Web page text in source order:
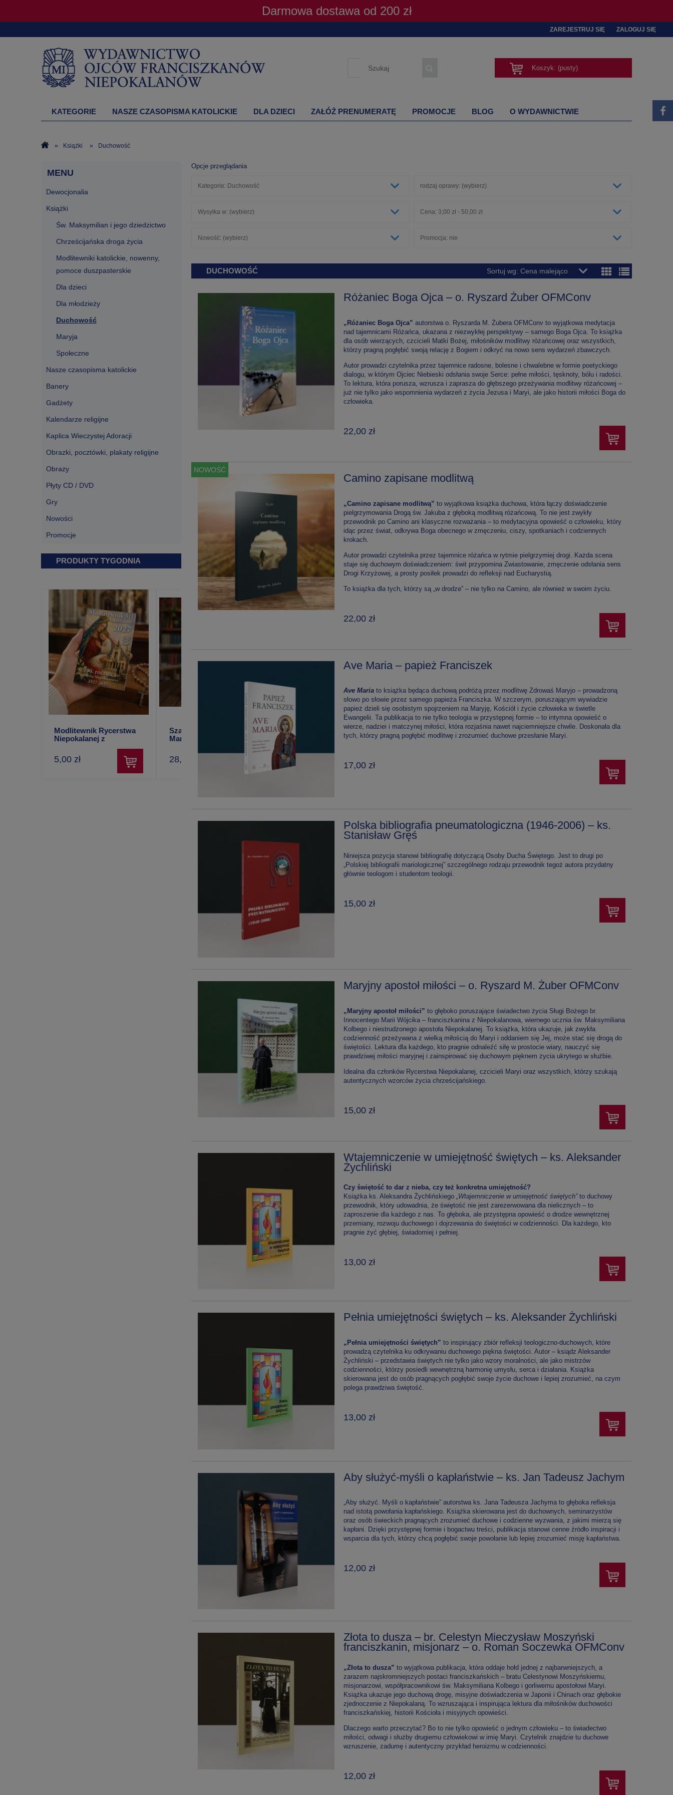
Darmowa dostawa od 200 zł
ZAREJESTRUJ SIĘ ZALOGUJ SIĘ
Koszyk: (pusty)
KATEGORIE NASZE CZASOPISMA KATOLICKIE DLA DZIECI ZAŁÓŻ PRENUMERATĘ PROMOCJE BLOG O WYDAWNICTWIE
» Książki » Duchowość
MENU
Dewocjonalia
Książki
Św. Maksymilian i jego dziedzictwo
Chrześcijańska droga życia
Modlitewniki katolickie, nowenny,
pomoce duszpasterskie
Dla dzieci
Dla młodzieży
Duchowość
Maryja
Społeczne
Nasze czasopisma katolickie
Banery
Gadżety
Kalendarze religijne
Kaplica Wieczystej Adoracji
Obrazki, pocztówki, plakaty religijne
Obrazy
Płyty CD / DVD
Gry
Nowości
Promocje
PRODUKTY TYGODNIA
Modlitewnik Rycerstwa
Niepokalanej z
5,00 zł
Szaleniec Niepokalanej –
Maria Winowska
28,00 zł
Kubek porcelanowy
30,00 zł
Pod płaszczem
Niepokalanej. Wiersze
Camino zapisane
modlitwą
Opcje przeglądania
Kategorie: Duchowość rodzaj oprawy: (wybierz)
Wysyłka w: (wybierz) Cena: 3,00 zł - 50,00 zł
Nowość: (wybierz) Promocja: nie
DUCHOWOŚĆ Sortuj wg: Cena malejąco
Różaniec Boga Ojca – o. Ryszard Żuber OFMConv
„Różaniec Boga Ojca” autorstwa o. Ryszarda M. Żubera OFMConv to wyjątkowa medytacja
nad tajemnicami Różańca, ukazana z niezwykłej perspektywy – samego Boga Ojca. To książka
dla osób wierzących, czcicieli Matki Bożej, miłośników modlitwy różańcowej oraz wszystkich,
którzy pragną pogłębić swoją relację z Bogiem i odkryć na nowo sens wydarzeń zbawczych.
Autor prowadzi czytelnika przez tajemnice radosne, bolesne i chwalebne w formie poetyckiego
dialogu, w którym Ojciec Niebieski odsłania swoje Serce: pełne miłości, tęsknoty, bólu i radości.
To lektura, która porusza, wzrusza i zaprasza do głębszego przeżywania modlitwy różańcowej –
już nie tylko jako wspomnienia wydarzeń z życia Jezusa i Maryi, ale jako historii miłości Boga do
człowieka.
22,00 zł
Camino zapisane modlitwą
„Camino zapisane modlitwą” to wyjątkowa książka duchowa, która łączy doświadczenie
pielgrzymowania Drogą św. Jakuba z głęboką modlitwą różańcową. To nie jest zwykły
przewodnik po Camino ani klasyczne rozważania – to medytacyjna opowieść o człowieku, który
idąc przez świat, odkrywa Boga obecnego w zmęczeniu, ciszy, spotkaniach i codziennych
krokach.
Autor prowadzi czytelnika przez tajemnice różańca w rytmie pielgrzymiej drogi. Każda scena
staje się duchowym doświadczeniem: świt przypomina Zwiastowanie, zmęczenie odsłania sens
Drogi Krzyżowej, a prosty posiłek prowadzi do refleksji nad Eucharystią.
To książka dla tych, którzy są „w drodze” – nie tylko na Camino, ale również w swoim życiu.
22,00 zł
NOWOŚĆ
Ave Maria – papież Franciszek
Ave Mariato książka będąca duchową podróżą przez modlitwę Zdrowaś Maryjo – prowadzoną
słowo po słowie przez samego papieża Franciszka. W szczerym, poruszającym wywiadzie
papież dzieli się osobistym spojrzeniem na Maryję, Kościół i życie człowieka w świetle
Ewangelii. Ta publikacja to nie tylko teologia w przystępnej formie – to intymna opowieść o
wierze, nadziei i matczynej miłości, która rozjaśnia nawet najciemniejsze chwile. Doskonała dla
tych, którzy pragną pogłębić modlitwę i zrozumieć duchowe przesłanie Maryi.
17,00 zł
Polska bibliografia pneumatologiczna (1946-2006) – ks.
Stanisław Gręś
Niniejsza pozycja stanowi bibliografię dotyczącą Osoby Ducha Świętego. Jest to drugi po
„Polskiej bibliografii mariologicznej” szczególnego rodzaju przewodnik tegoż autora przydatny
głównie teologom i studentom teologii.
15,00 zł
Maryjny apostoł miłości – o. Ryszard M. Żuber OFMConv
„Maryjny apostoł miłości” to głęboko poruszające świadectwo życia Sługi Bożego br.
Innocentego Marii Wójcika – franciszkanina z Niepokalanowa, wiernego ucznia św. Maksymiliana
Kolbego i niestrudzonego apostoła Niepokalanej. To książka, która ukazuje, jak zwykła
codzienność przeżywana z wielką miłością do Maryi i oddaniem się Jej, może stać się drogą do
świętości. Lektura dla każdego, kto pragnie odnaleźć siłę w prostocie wiary, nauczyć się
prawdziwej miłości maryjnej i zainspirować się duchowym pięknem życia ukrytego w służbie.
Idealna dla członków Rycerstwa Niepokalanej, czcicieli Maryi oraz wszystkich, którzy szukają
autentycznych wzorców życia chrześcijańskiego.
15,00 zł
Wtajemniczenie w umiejętność świętych – ks. Aleksander
Żychliński
Czy świętość to dar z nieba, czy też konkretna umiejętność?
Książka ks. Aleksandra Żychlińskiego „Wtajemniczenie w umiejętność świętych”to duchowy
przewodnik, który udowadnia, że świętość nie jest zarezerwowana dla nielicznych – to
zaproszenie dla każdego z nas. To głęboka, ale przystępna opowieść o drodze wewnętrznej
przemiany, rozwoju duchowego i dojrzewania do świętości w codzienności. Dla każdego, kto
pragnie żyć głębiej, świadomiej i pełniej.
13,00 zł
Pełnia umiejętności świętych – ks. Aleksander Żychliński
„Pełnia umiejętności świętych” to inspirujący zbiór refleksji teologiczno-duchowych, które
prowadzą czytelnika ku odkrywaniu duchowego piękna świętości. Autor – ksiądz Aleksander
Żychliński – przedstawia świętych nie tylko jako wzory moralności, ale jako mistrzów
codzienności, którzy posiedli wewnętrzną harmonię umysłu, serca i działania. Książka
skierowana jest do osób pragnących pogłębić swoje życie duchowe i lepiej zrozumieć, na czym
polega prawdziwa świętość.
13,00 zł
Aby służyć-myśli o kapłaństwie – ks. Jan Tadeusz Jachym
„Aby służyć. Myśli o kapłaństwie” autorstwa ks. Jana Tadeusza Jachyma to głęboka refleksja
nad istotą powołania kapłańskiego. Książka skierowana jest do duchownych, seminarzystów
oraz osób świeckich pragnących zrozumieć duchowe i codzienne wyzwania, z jakimi mierzą się
kapłani. Dzięki przystępnej formie i bogactwu treści, publikacja stanowi cenne źródło inspiracji i
wsparcia dla tych, którzy chcą pogłębić swoje powołanie lub lepiej zrozumieć misję kapłaństwa.
12,00 zł
Złota to dusza – br. Celestyn Mieczysław Moszyński
franciszkanin, misjonarz – o. Roman Soczewka OFMConv
„Złota to dusza” to wyjątkowa publikacja, która oddaje hołd jednej z najbarwniejszych, a
zarazem najskromniejszych postaci franciszkańskich – bratu Celestynowi Moszyńskiemu,
misjonarzowi, współpracownikowi św. Maksymiliana Kolbego i gorliwemu apostołowi Maryi.
Książka ukazuje jego duchową drogę, misyjne doświadczenia w Japonii i Chinach oraz głębokie
zjednoczenie z Niepokalaną. To wzruszająca i inspirująca lektura dla miłośników duchowości
franciszkańskiej, historii Kościoła i misyjnych opowieści.
Dlaczego warto przeczytać? Bo to nie tylko opowieść o jednym człowieku – to świadectwo
miłości, odwagi i służby drugiemu człowiekowi w imię Maryi. Czytelnik znajdzie tu duchowe
wzruszenie, zadumę i autentyczny przykład heroizmu w codzienności.
12,00 zł